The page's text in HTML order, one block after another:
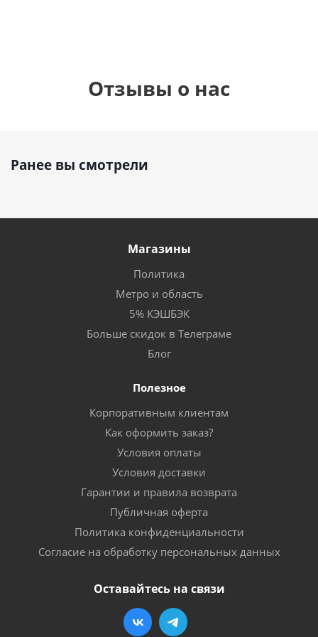
Отзывы о нас
Ранее вы смотрели
Магазины
Политика
Метро и область
5% КЭШБЭК
Больше скидок в Телеграме
Блог
Полезное
Корпоративным клиентам
Как оформить заказ?
Условия оплаты
Условия доставки
Гарантии и правила возврата
Публичная оферта
Политика конфиденциальности
Согласие на обработку персональных данных
Оставайтесь на связи